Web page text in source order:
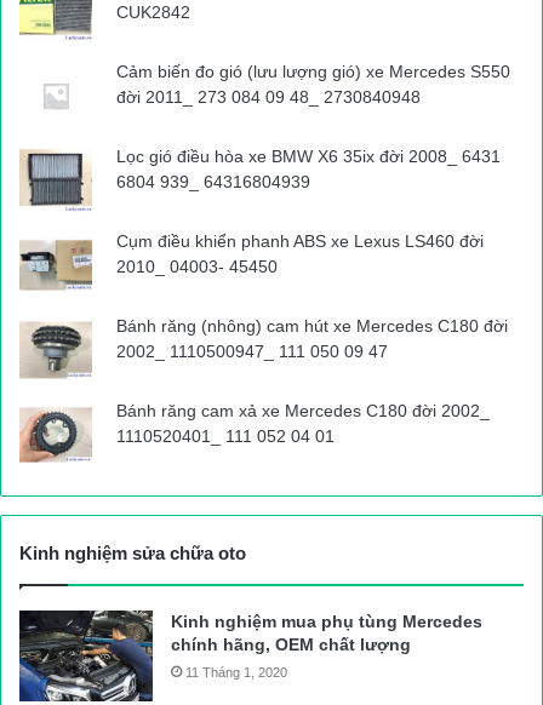
Lực lượng CSGT có mặt tại khu vực sạt lở để phân luồng giao
thông.
Bùn đất tràn ra đường tại Km 160+600 QL6.
Một chiếc máy xúc của người dân được huy động để khắc
phục sự cố sạt lở.
Các lực lượng đội mưa trong đêm tối để khắc phục sạt lở.
để các phương tiện có thể lưu thông.
CUK2842
Cảm biến đo gió (lưu lượng gió) xe Mercedes S550
đời 2011_ 273 084 09 48_ 2730840948
Lọc gió điều hòa xe BMW X6 35ix đời 2008_ 6431
6804 939_ 64316804939
Cụm điều khiển phanh ABS xe Lexus LS460 đời
2010_ 04003- 45450
Bánh răng (nhông) cam hút xe Mercedes C180 đời
2002_ 1110500947_ 111 050 09 47
Bánh răng cam xả xe Mercedes C180 đời 2002_
1110520401_ 111 052 04 01
Kinh nghiệm sửa chữa oto
Kinh nghiệm mua phụ tùng Mercedes
chính hãng, OEM chất lượng
11 Tháng 1, 2020